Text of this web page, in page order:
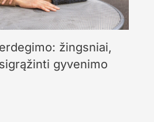
žingsniai,
gyvenimo